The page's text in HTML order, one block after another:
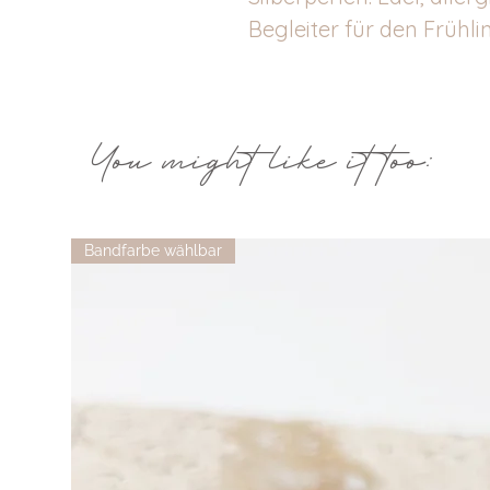
Begleiter für den
You might like it too:
Bandfarbe wählbar